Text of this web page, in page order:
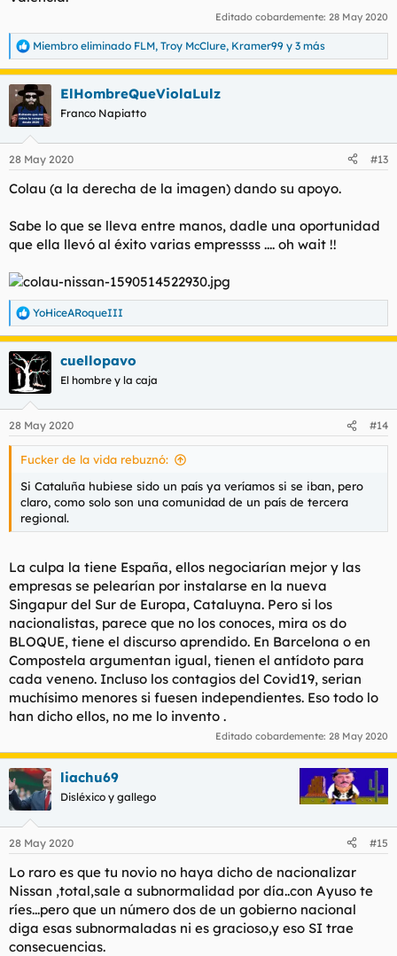
Editado cobardemente: 28 May 2020
R
e
a
c
c
i
e
:
Miembro eliminado FLM, Troy McClure, Kramer99 y 3 más
ElHombreQueViolaLulz
Franco Napiatto
28 May 2020 #13
Colau (a la derecha de la imagen) dando su apoyo.
Sabe lo que se lleva entre manos, dadle una oportunidad
que ella llevó al éxito varias empressss .... oh wait !!
R
e
a
c
c
i
e
s
YoHiceARoqueIII
cuellopavo
El hombre y la caja
28 May 2020 #14
Fucker de la vida rebuznó:
Si Cataluña hubiese sido un país ya veríamos si se iban, pero
claro, como solo son una comunidad de un país de tercera
regional.
La culpa la tiene España, ellos negociarían mejor y las
empresas se pelearían por instalarse en la nueva
Singapur del Sur de Europa, Cataluyna. Pero si los
nacionalistas, parece que no los conoces, mira os do
BLOQUE, tiene el discurso aprendido. En Barcelona o en
Compostela argumentan igual, tienen el antídoto para
cada veneno. Incluso los contagios del Covid19, serian
muchísimo menores si fuesen independientes. Eso todo lo
han dicho ellos, no me lo invento .
Editado cobardemente: 28 May 2020
liachu69
Disléxico y gallego
28 May 2020 #15
Lo raro es que tu novio no haya dicho de nacionalizar
Nissan ,total,sale a subnormalidad por día..con Ayuso te
ríes...pero que un número dos de un gobierno nacional
diga esas subnormaladas ni es gracioso,y eso SI trae
consecuencias.